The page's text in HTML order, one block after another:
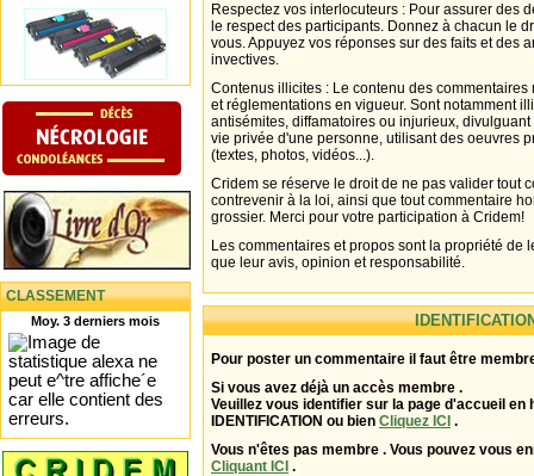
CLASSEMENT
Moy. 3 derniers mois
Respectez vos interlocuteurs : Pour assurer des
le respect des participants. Donnez à chacun le
vous. Appuyez vos réponses sur des faits et des
invectives.
Contenus illicites : Le contenu des
et réglementations en vigueur. Sont notamment
antisémites, diffamatoires ou injurieux,
vie privée d'une personne, utilisant des oeuvres
(textes, photos, vidéos...).
Cridem se réserve le droit de ne pas valider tout
contrevenir à la loi, ainsi que tout commentaire
grossier. Merci pour votre participation à Cridem!
Les commentaires et propos sont la propriété de
que leur avis, opinion et responsabilité.
Pour poster un commentaire il faut être
Si vous avez déjà un accès membre .
Veuillez vous identifier sur la page d'accueil en
IDENTIFICATION ou bien Cliquez ICI .
Vous n'êtes pas membre . Vous pouvez vous
Cliquant ICI .